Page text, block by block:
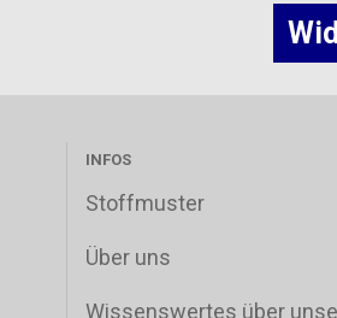
INFOS
Stoffmuster
Über uns
Wissenswertes über